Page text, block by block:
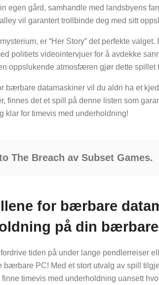
egen gård, samhandle med landsbyens
vil garantert trollbinde deg med sitt
er “Her Story” det perfekte
politiets videointervjuer for å avdekke
oppslukende atmosfæren gjør dette spillet
bærbare datamaskiner vil du aldri ha et
finnes det et spill på denne listen som
klar for timevis med underholdning!
The Breach av Subset Games.
for bærbare
på din
tiden på under lange pendlerreiser
bærbare PC! Med et stort utvalg av spill
timevis med underholdning uansett